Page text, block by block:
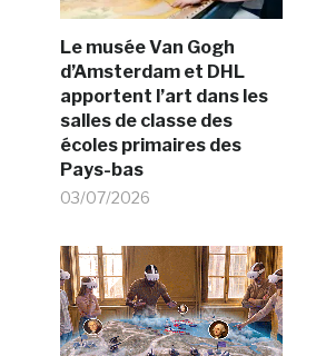
Le musée Van Gogh
d’Amsterdam et DHL
apportent l’art dans les
salles de classe des
écoles primaires des
Pays-bas
03/07/2026